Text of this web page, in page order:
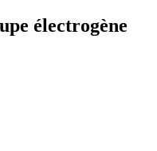
électrogène